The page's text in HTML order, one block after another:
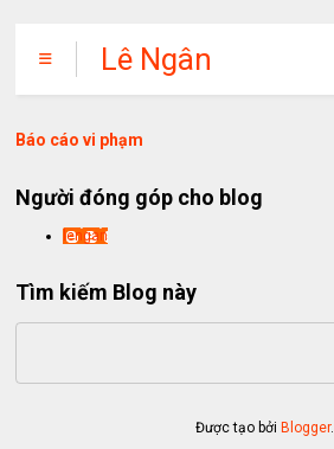
Lê Ngân
Báo cáo vi phạm
Người đóng góp cho blog
lengan
Tìm kiếm Blog này
Được tạo bởiBlogger.